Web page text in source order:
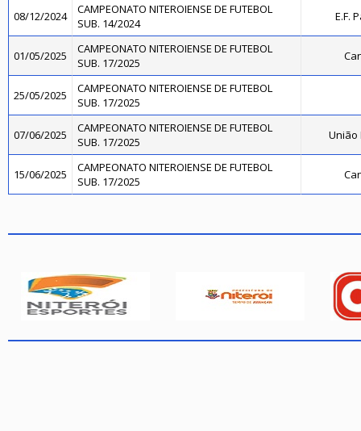
08/12/2024
CAMPEONATO NITEROIENSE DE FUTEBOL
SUB. 14/2024
E.F.
01/05/2025
CAMPEONATO NITEROIENSE DE FUTEBOL
SUB. 17/2025
25/05/2025
CAMPEONATO NITEROIENSE DE FUTEBOL
SUB. 17/2025
07/06/2025
CAMPEONATO NITEROIENSE DE FUTEBOL
SUB. 17/2025
União
15/06/2025
CAMPEONATO NITEROIENSE DE FUTEBOL
SUB. 17/2025